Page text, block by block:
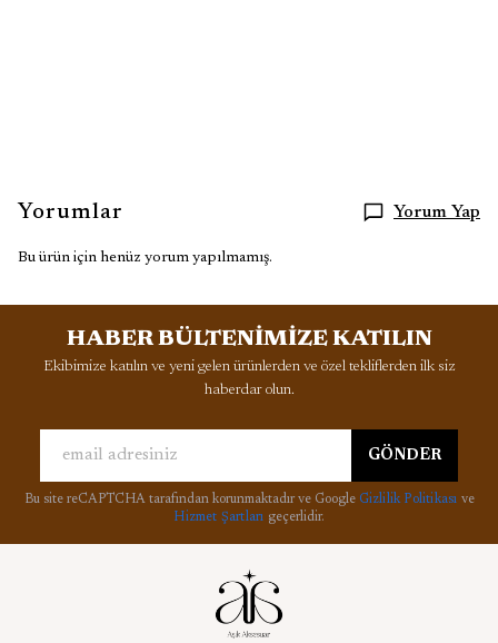
Yorumlar Yorum Yap
Bu ürün için henüz yorum yapılmamış.
HABER BÜLTENİMİZE KATILIN
Ekibimize katılın ve yeni gelen ürünlerden ve özel tekliflerden ilk siz
haberdar olun.
GÖNDER
Bu site reCAPTCHA tarafından korunmaktadır ve Google Gizlilik Politikası ve
Hizmet Şartları geçerlidir.